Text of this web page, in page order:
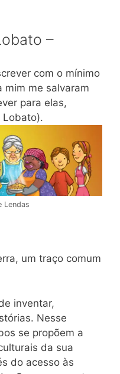
–
com o mínimo
me salvaram
para elas,
Lobato).
Lendas
um traço comum
inventar,
Nesse
se propõem a
da sua
do acesso às